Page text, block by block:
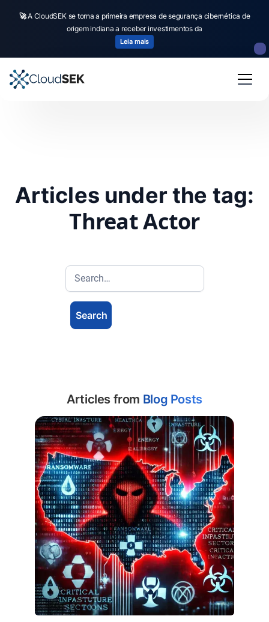
🚀A CloudSEK se torna a primeira empresa de segurança cibernética de
origem indiana a receber investimentos da
Leia mais
Articles under the tag:
Threat Actor
Articles from Blog Posts